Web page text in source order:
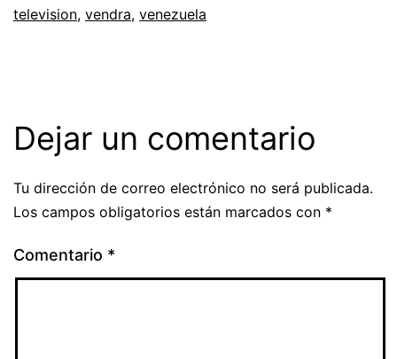
television, vendra, venezuela
Dejar un comentario
Tu dirección de correo electrónico no será publicada.
Los campos obligatorios están marcados con *
Comentario *